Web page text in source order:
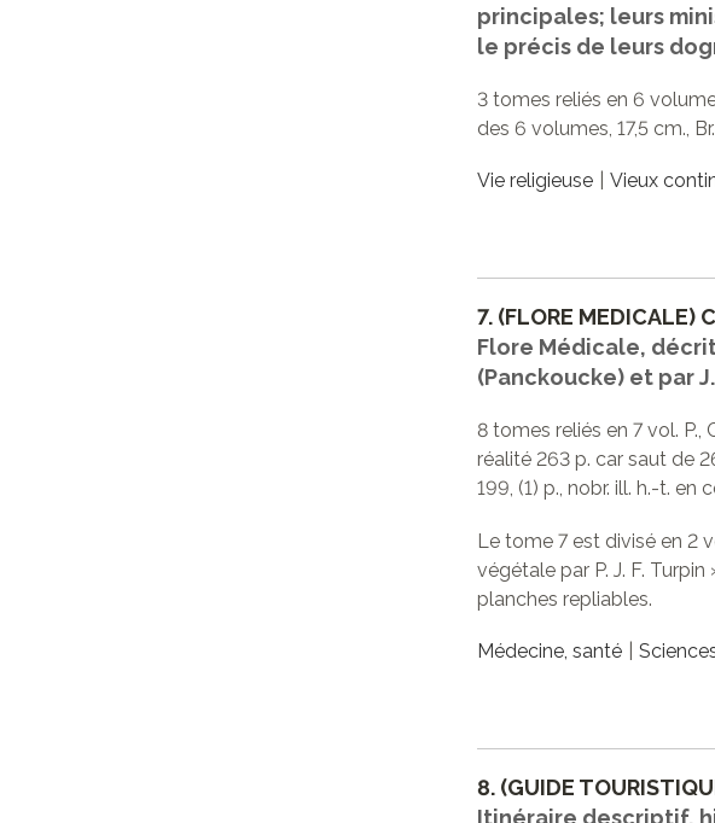
principales; leurs
le précis de leurs
3 tomes reliés en 6
des 6 volumes, 17,5 cm.,
Vie religieuse Vieux
7. (FLORE MEDICALE)
Flore Médicale,
(Panckoucke) et par
8 tomes reliés en 7 vol. P.,
réalité 263 p. car saut de
199, (1) p., nobr. ill. h.-t. en
Le tome 7 est divisé en 2
végétale par P. J. F.
planches repliables.
Médecine, santé
8. (GUIDE
Itinéraire descriptif,